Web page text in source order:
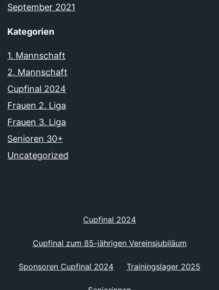
September 2021
Kategorien
1. Mannschaft
2. Mannschaft
Cupfinal 2024
Frauen 2. Liga
Frauen 3. Liga
Senioren 30+
Uncategorized
Cupfinal 2024
Cupfinal zum 85-jährigen Vereinsjubiläum
Sponsoren Cupfinal 2024 Trainingslager 2025